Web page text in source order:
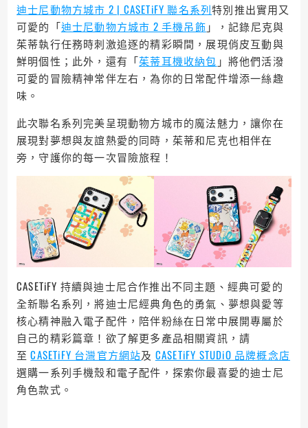
迪士尼動物方城市 2 | CASETiFY 聯名系列特別推出實用又
可愛的「迪士尼動物方城市 2 手機吊飾 」，記錄尼克與
茱蒂執行任務時刺激追逐的精彩瞬間，展現俏皮互動與
鮮明個性；此外，還有「茱蒂耳機收納包 」將他們活潑
可愛的冒險精神常伴左右，為你的日常配件增添一絲趣
味。
此次聯名系列完美呈現動物方城市的魔法魅力，讓你在
展現對夢想與友誼熱愛的同時，茱蒂和尼克也相伴在
旁，守護你的每一次冒險旅程！
CASETiFY 持續與迪士尼合作推出不同主題、經典可愛的
全新聯名系列，將迪士尼經典角色的勇氣、夢想與愛等
核心精神融入電子配件，陪伴粉絲在日常中展開專屬於
自己的精彩篇章！欲了解更多產品相關資訊，請
至CASETiFY 台灣官方網站及 CASETiFY STUDiO 品牌概念店
選購一系列手機殼和電子配件，探索你最喜愛的迪士尼
角色款式。